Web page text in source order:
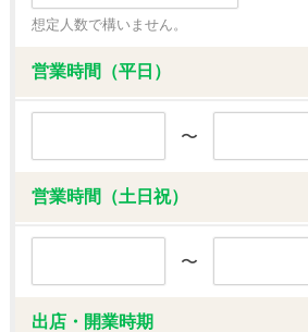
想定人数で構いません。
営業時間（平日）
〜
営業時間（土日祝）
〜
出店・開業時期